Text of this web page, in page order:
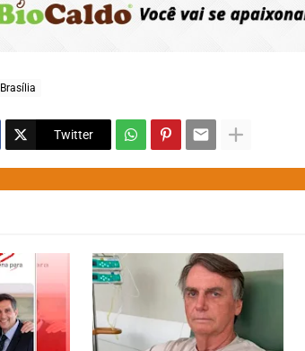
Brasília
Twitter